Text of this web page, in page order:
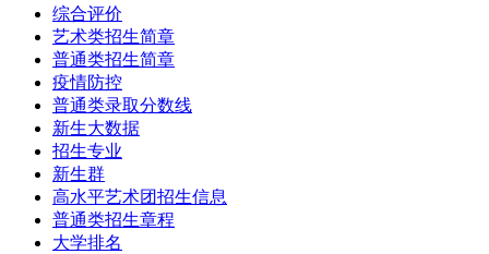
综合评价
艺术类招生简章
普通类招生简章
疫情防控
普通类录取分数线
新生大数据
招生专业
新生群
高水平艺术团招生信息
普通类招生章程
大学排名